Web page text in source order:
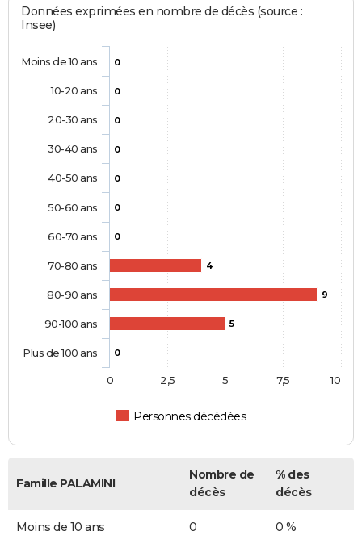
Données exprimées en nombre de décès (source :
Insee)
0
0
0
0
0
0
0
4
9
5
0
Personnes décédées
Moins de 10 ans
10-20 ans
20-30 ans
30-40 ans
40-50 ans
50-60 ans
60-70 ans
70-80 ans
80-90 ans
90-100 ans
Plus de 100 ans
0 10
2,5 5 7,5
Famille PALAMINI
Nombre de
décès
% des
décès
Moins de 10 ans 0 0 %